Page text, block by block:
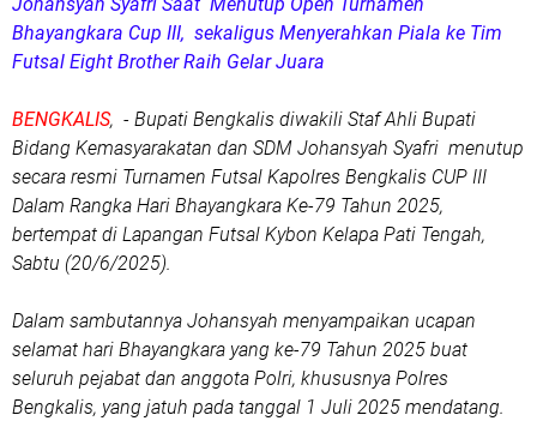
Bhayangkara Cup III, sekaligus Menyerahkan Piala ke Tim
Futsal Eight Brother Raih Gelar Juara
BENGKALIS, - Bupati Bengkalis diwakili Staf Ahli Bupati
Bidang Kemasyarakatan dan SDM Johansyah Syafri menutup
secara resmi Turnamen Futsal Kapolres Bengkalis CUP III
Dalam Rangka Hari Bhayangkara Ke-79 Tahun 2025,
bertempat di Lapangan Futsal Kybon Kelapa Pati Tengah,
Sabtu (20/6/2025).
Dalam sambutannya Johansyah menyampaikan ucapan
selamat hari Bhayangkara yang ke-79 Tahun 2025 buat
seluruh pejabat dan anggota Polri, khususnya Polres
Bengkalis, yang jatuh pada tanggal 1 Juli 2025 mendatang.